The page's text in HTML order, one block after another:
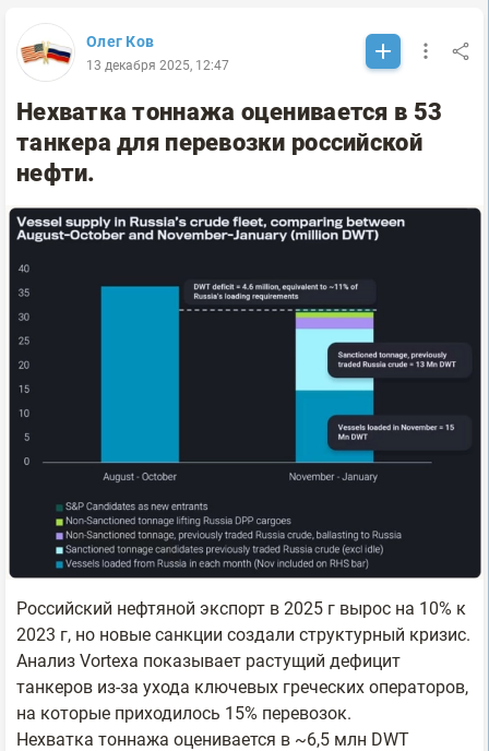
Олег Ков
13 декабря 2025, 12:47
Нехватка тоннажа оценивается в 53
танкера для перевозки российской
нефти.
Российский нефтяной экспорт в 2025 г вырос на 10% к
2023 г, но новые санкции создали структурный кризис.
Анализ Vortexa показывает растущий дефицит
танкеров из-за ухода ключевых греческих операторов,
на которые приходилось 15% перевозок.
Нехватка тоннажа оценивается в ~6,5 млн DWT